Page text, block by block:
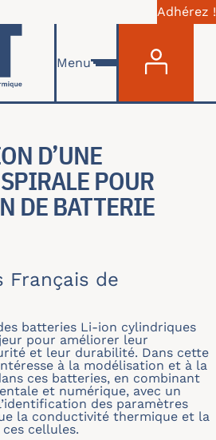
Adhérez !
Menu
D’UNE
POUR
DE BATTERIE
Français de
batteries Li-ion cylindriques
pour améliorer leur
et leur durabilité. Dans cette
à la modélisation et à la
ces batteries, en combinant
et numérique, avec un
des paramètres
la conductivité thermique et la
cellules.